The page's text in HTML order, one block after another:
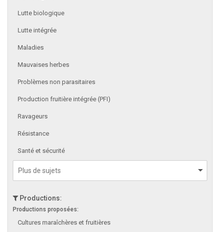
Lutte biologique
Lutte intégrée
Maladies
Mauvaises herbes
Problèmes non parasitaires
Production fruitière intégrée (PFI)
Ravageurs
Résistance
Santé et sécurité
Productions:
Productions proposées:
Cultures maraîchères et fruitières